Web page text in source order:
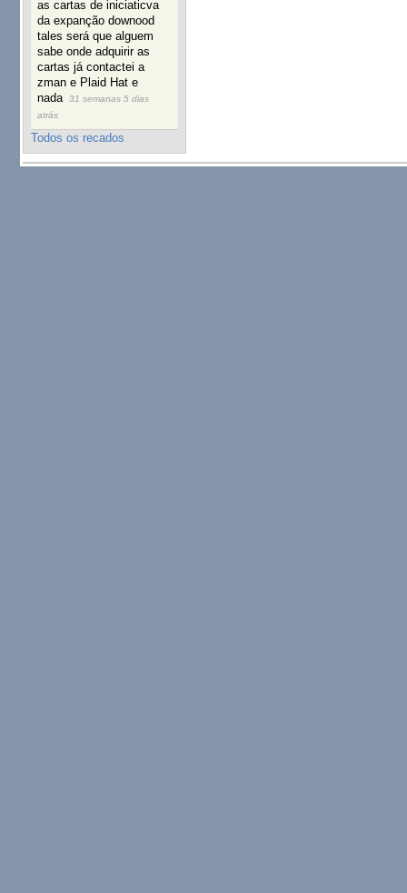
as cartas de iniciaticva
da expanção downood
tales será que alguem
sabe onde adquirir as
cartas já contactei a
zman e Plaid Hat e
nada
31 semanas 5 dias
atrás
Todos os recados